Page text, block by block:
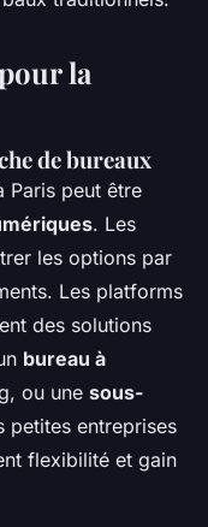
la
de bureaux
Paris peut être
. Les
les options par
Les platforms
des solutions
bureau à
ou une sous-
petites entreprises
flexibilité et gain